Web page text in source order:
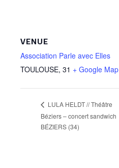
VENUE
Association Parle avec Elles
TOULOUSE, 31 + Google Map
LULA HELDT // Théâtre
Béziers – concert sandwich
BÉZIERS (34)